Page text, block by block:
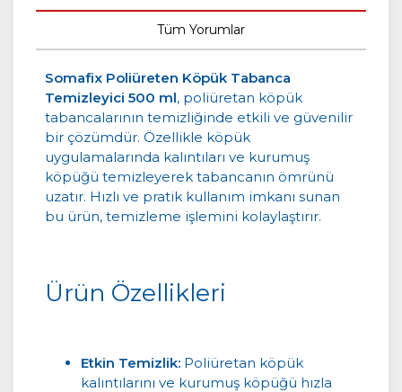
Tüm Yorumlar
Somafix Poliüreten Köpük Tabanca
Temizleyici 500 ml, poliüretan köpük
tabancalarının temizliğinde etkili ve güvenilir
bir çözümdür. Özellikle köpük
uygulamalarında kalıntıları ve kurumuş
köpüğü temizleyerek tabancanın ömrünü
uzatır. Hızlı ve pratik kullanım imkanı sunan
bu ürün, temizleme işlemini kolaylaştırır.
Ürün Özellikleri
Etkin Temizlik: Poliüretan köpük
kalıntılarını ve kurumuş köpüğü hızla